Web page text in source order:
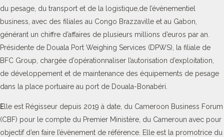
du pesage, du transport et de la logistique,de l’évènementiel
business, avec des filiales au Congo Brazzaville et au Gabon,
générant un chiffre d’affaires de plusieurs millions d’euros par an.
Présidente de Douala Port Weighing Services (DPWS), la filiale de
BFC Group, chargée d’opérationnaliser l’autorisation d’exploitation,
de développement et de maintenance des équipements de pesage
dans la place portuaire au port de Douala-Bonabéri.
E lle est Régisseur depuis 2019 à date, du Cameroon Business Forum
(CBF) pour le compte du Premier Ministère, du Cameroun avec pour
objectif d’en faire l’évènement de référence. Elle est la promotrice du